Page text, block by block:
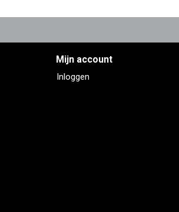
Mijn account
Inloggen